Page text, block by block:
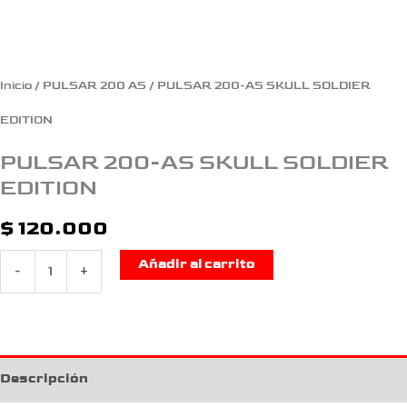
Inicio / PULSAR 200 AS / PULSAR 200-AS SKULL SOLDIER
EDITION
PULSAR 200-AS SKULL SOLDIER
EDITION
$ 120.000
- +
Añadir al carrito
Descripción